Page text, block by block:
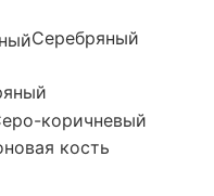
Серебряный
коричневый
кость